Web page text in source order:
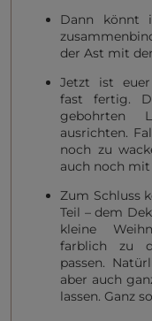
Dann könnt
der Ast mit
Jetzt ist euer
fast fertig.
gebohrten
ausrichten.
noch zu
auch noch
Zum Schluss
Teil – dem
kleine
farblich zu
passen.
aber auch
lassen. Ganz